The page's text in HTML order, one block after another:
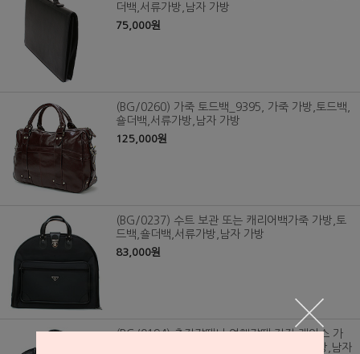
더백,서류가방,남자 가방
75,000원
(BG/0260) 가죽 토드백_9395, 가죽 가방,토드백,
숄더백,서류가방,남자 가방
125,000원
(BG/0237) 수트 보관 또는 캐리어백가죽 가방,토
드백,숄더백,서류가방,남자 가방
83,000원
(BG/0194) 출장갈때나 여행갈때 정장 케이스 가
방 (소가죽)가죽 가방,토드백,숄더백,서류가방,남자